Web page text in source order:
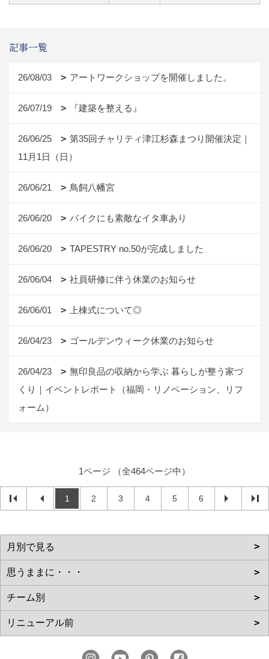
記事一覧
26/08/03 アートワークショップを開催しました。
26/07/19 『建築を整える』
26/06/25
第35回チャリティ津江杉森まつり開催決定｜
11月1日（日）
26/06/21 鳥飼八幡宮
26/06/20 バイクにも素敵なイタ車あり
26/06/20 TAPESTRY no.50が完成しました
26/06/04 社員研修に伴う休業のお知らせ
26/06/01 上棟式について◎
26/04/23 ゴールデンウィーク休業のお知らせ
26/04/23
無印良品の収納から学ぶ 暮らしが整う家づ
くり｜イベントレポート（福岡・リノベーション、リフ
ォーム）
1ページ （全464ページ中）
1 2 3 4 5 6